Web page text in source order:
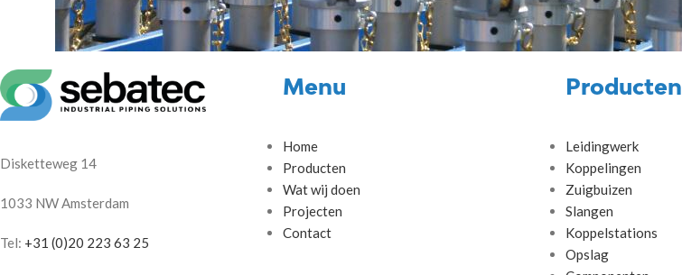
Disketteweg 14
1033 NW Amsterdam
Tel: +31 (0)20 223 63 25
Menu
Home
Producten
Wat wij doen
Projecten
Contact
Producten
Leidingwerk
Koppelingen
Zuigbuizen
Slangen
Koppelstations
Opslag